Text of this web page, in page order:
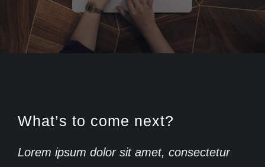
What’s to come next?
Lorem ipsum dolor sit amet, consectetur